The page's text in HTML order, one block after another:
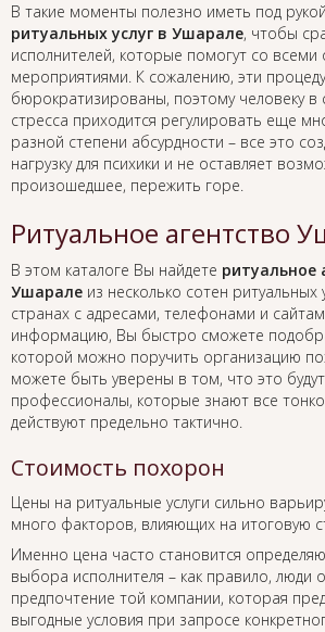
В такие моменты полезно иметь под рукой
ритуальных услуг в Ушарале, чтобы
исполнителей, которые помогут со
мероприятиями. К сожалению, эти
бюрократизированы, поэтому человеку в
стресса приходится регулировать еще
разной степени абсурдности – все это
нагрузку для психики и не оставляет
произошедшее, пережить горе.
Ритуальное агентство
В этом каталоге Вы найдете ритуальное
Ушарале из несколько сотен ритуальных
странах с адресами, телефонами и
информацию, Вы быстро сможете
которой можно поручить организацию
можете быть уверены в том, что это
профессионалы, которые знают все
действуют предельно тактично.
Стоимость похорон
Цены на ритуальные услуги сильно
много факторов, влияющих на итоговую
Именно цена часто становится
выбора исполнителя – как правило, люди
предпочтение той компании, которая
выгодные условия при запросе